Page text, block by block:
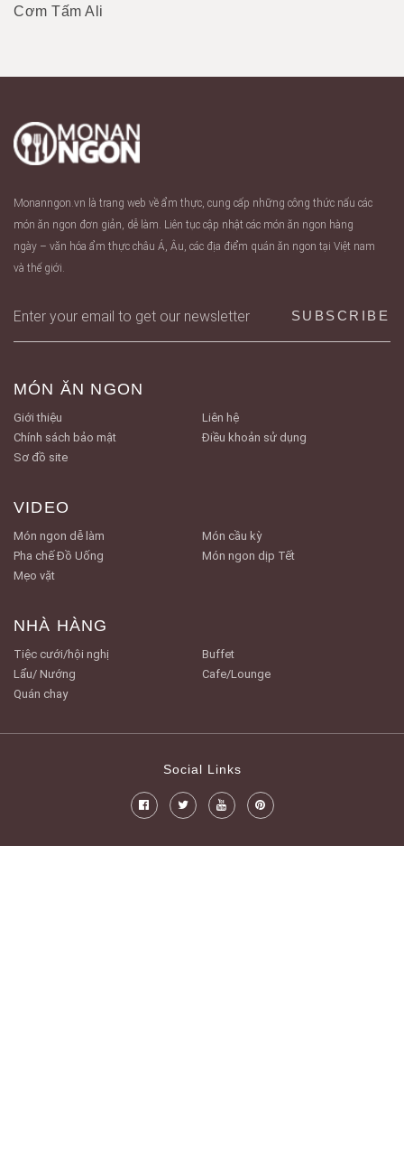
Cơm Tấm Ali
Monanngon.vn là trang web về ẩm thực, cung cấp những công thức nấu các
món ăn ngon đơn giản, dễ làm. Liên tục cập nhật các món ăn ngon hàng
ngày – văn hóa ẩm thực châu Á, Âu, các địa điểm quán ăn ngon tại Việt nam
và thế giới.
MÓN ĂN NGON
Giới thiệu
Liên hệ
Chính sách bảo mật
Điều khoản sử dụng
Sơ đồ site
VIDEO
Món ngon dễ làm
Món cầu kỳ
Pha chế Đồ Uống
Món ngon dịp Tết
Mẹo vặt
NHÀ HÀNG
Tiệc cưới/hội nghị
Buffet
Lẩu/ Nướng
Cafe/Lounge
Quán chay
Social Links